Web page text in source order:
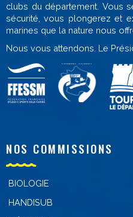
clubs du département. Vous
sécurité, vous plongerez et
marines que la nature nous
Nous vous attendons. Le
NOS COMMISSIONS
BIOLOGIE
HANDISUB